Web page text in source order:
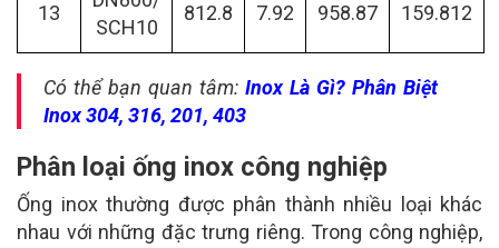
13
SCH10
812.8 7.92 958.87 159.812
Có thể bạn quan tâm: Inox Là Gì? Phân Biệt
Inox 304, 316, 201, 403
Phân loại ống inox công nghiệp
Ống inox thường được phân thành nhiều loại khác
nhau với những đặc trưng riêng. Trong công nghiệp,